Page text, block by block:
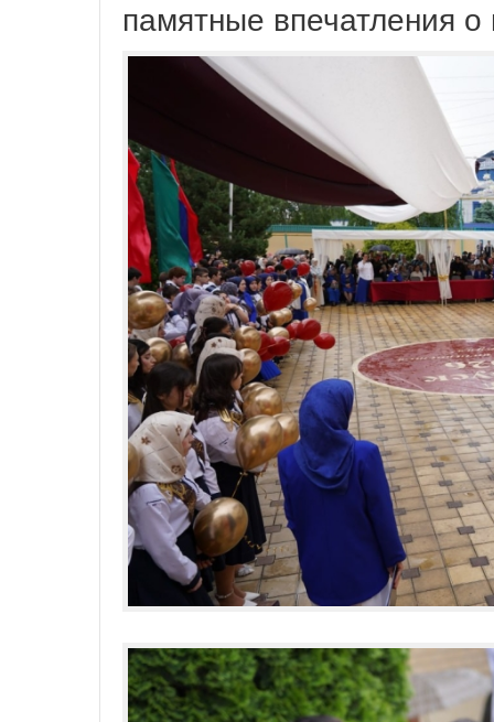
памятные впечатления